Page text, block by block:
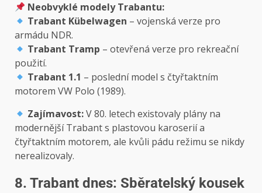
Neobvyklé modely Trabantu:
Trabant Kübelwagen – vojenská verze pro
armádu NDR.
Trabant Tramp – otevřená verze pro rekreační
použití.
Trabant 1.1 – poslední model s čtyřtaktním
motorem VW Polo (1989).
Zajímavost:V 80. letech existovaly plány na
modernější Trabant s plastovou karoserií a
čtyřtaktním motorem, ale kvůli pádu režimu se nikdy
nerealizovaly.
8. Trabant dnes: Sběratelský kousek